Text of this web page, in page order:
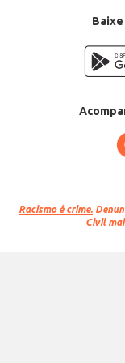
Racismo é crime.
Civil